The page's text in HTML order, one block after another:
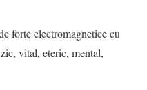
forte electromagnetice cu
vital, eteric, mental,